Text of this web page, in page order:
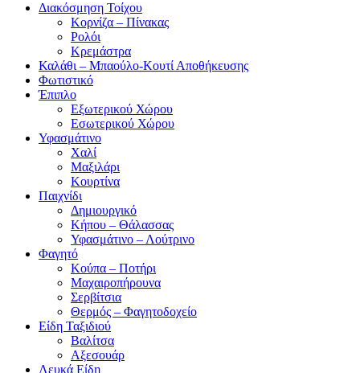
Διακόσμηση Τοίχου
Κορνίζα – Πίνακας
Ρολόι
Κρεμάστρα
Καλάθι – Μπαούλο-Κουτί Αποθήκευσης
Φωτιστικό
Έπιπλο
Εξωτερικού Χώρου
Εσωτερικού Χώρου
Υφασμάτινο
Χαλί
Μαξιλάρι
Κουρτίνα
Παιχνίδι
Δημιουργικό
Κήπου – Θάλασσας
Υφασμάτινο – Λούτρινο
Φαγητό
Κούπα – Ποτήρι
Μαχαιροπήρουνα
Σερβίτσια
Θερμός – Φαγητοδοχείο
Είδη Ταξιδιού
Βαλίτσα
Αξεσουάρ
Λευκά Είδη